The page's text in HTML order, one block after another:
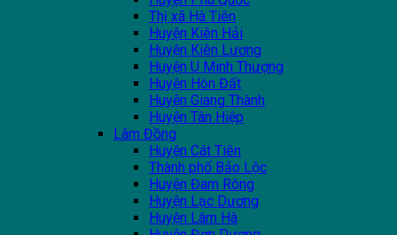
Thị xã Hà Tiên
Huyện Kiên Hải
Huyện Kiên Lương
Huyện U Minh Thượng
Huyện Hòn Đất
Huyện Giang Thành
Huyện Tân Hiệp
Lâm Đồng
Huyện Cát Tiên
Thành phố Bảo Lộc
Huyện Đam Rông
Huyện Lạc Dương
Huyện Lâm Hà